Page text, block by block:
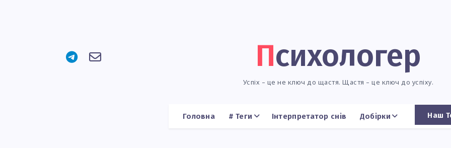
Психологер
Успіх – це не ключ до щастя. Щастя – це ключ до успіху.
Головна # Теги Інтерпретатор снів Добірки Наш